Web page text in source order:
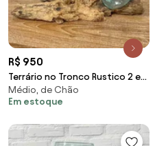
R$ 950
Terrário no Tronco Rustico 2 em
1 | 15cm
Médio, de Chão
Em estoque